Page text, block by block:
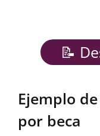
📝
Ejemplo
por beca